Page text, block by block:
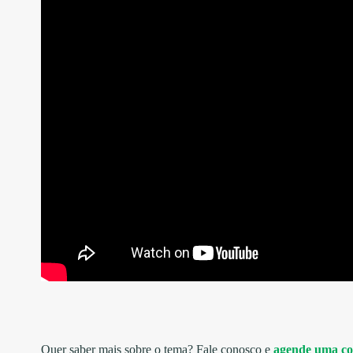
Quer saber mais sobre o tema? Fale conosco e agende uma